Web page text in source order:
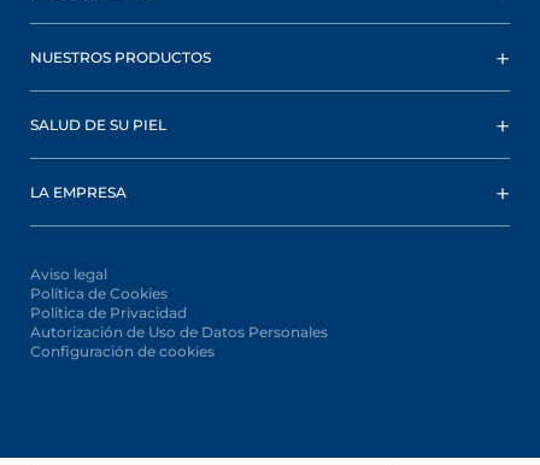
NUESTROS PRODUCTOS
SALUD DE SU PIEL
LA EMPRESA
Aviso legal
Política de Cookies
Política de Privacidad
Autorización de Uso de Datos Personales
Configuración de cookies